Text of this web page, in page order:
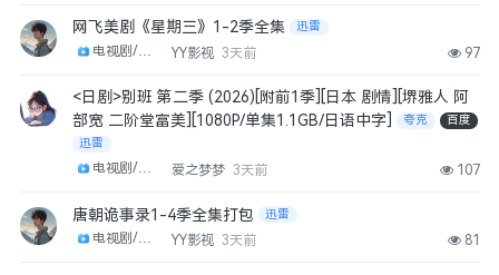
网飞美剧《星期三》1-2季全集 迅雷
电视剧/剧集 YY影视 3天前 97
<日剧>别班 第二季 (2026)[附前1季][日本 剧情][堺雅人 阿
部宽 二阶堂富美][1080P/单集1.1GB/日语中字]
夸克
百度
迅雷
电视剧/剧集 爱之梦梦 3天前 107
唐朝诡事录1-4季全集打包 迅雷
电视剧/剧集 YY影视 3天前 81